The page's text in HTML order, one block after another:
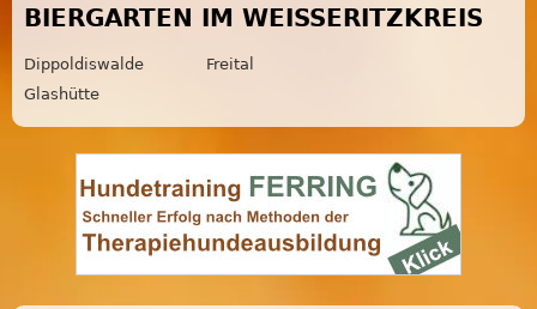
BIERGARTEN IM WEISSERITZKREIS
Dippoldiswalde
Freital
Glashütte